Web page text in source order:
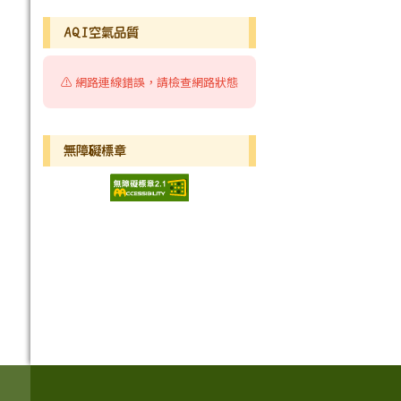
AQI空氣品質
⚠️ 網路連線錯誤，請檢查網路狀態
無障礙標章